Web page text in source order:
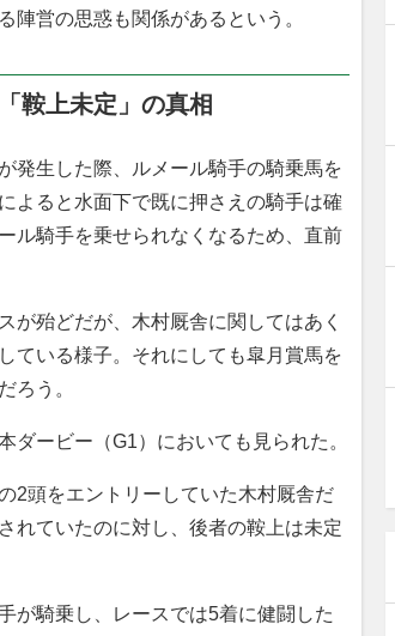
陣営の思惑も関係があるという。
鞍上未定」の真相
発生した際、ルメール騎手の騎乗馬を
よると水面下で既に押さえの騎手は確
ル騎手を乗せられなくなるため、直前
殆どだが、木村厩舎に関してはあく
ている様子。それにしても皐月賞馬を
ろう。
ービー（G1）においても見られた。
2頭をエントリーしていた木村厩舎だ
れていたのに対し、後者の鞍上は未定
が騎乗し、レースでは5着に健闘した